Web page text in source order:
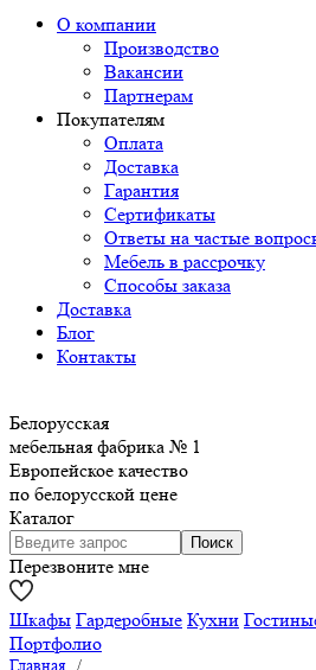
О компании
Производство
Вакансии
Партнерам
Покупателям
Оплата
Доставка
Гарантия
Сертификаты
Ответы на частые
Мебель в рассрочку
Способы заказа
Доставка
Блог
Контакты
Белорусская
мебельная фабрика № 1
Европейское качество
по белорусской цене
Каталог
Перезвоните мне
Шкафы Гардеробные Кухни
Портфолио
Главная /